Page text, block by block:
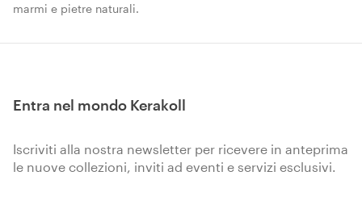
marmi e pietre naturali.
Entra nel mondo Kerakoll
Iscriviti alla nostra newsletter per ricevere in anteprima
le nuove collezioni, inviti ad eventi e servizi esclusivi.